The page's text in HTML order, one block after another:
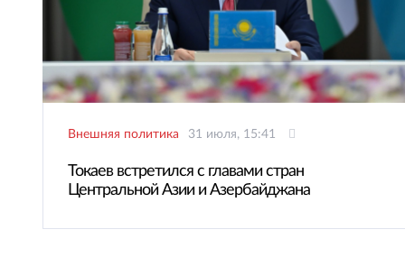
Внешняя политика 31 июля, 15:41
Токаев встретился с главами стран
Центральной Азии и Азербайджана